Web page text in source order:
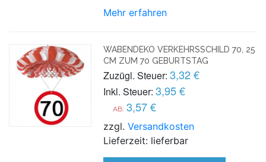
Mehr erfahren
WABENDEKO VERKEHRSSCHILD 70, 25
CM ZUM 70 GEBURTSTAG
Zuzügl. Steuer: 3,32 €
Inkl. Steuer: 3,95 €
AB: 3,57 €
zzgl.Versandkosten
Lieferzeit: lieferbar